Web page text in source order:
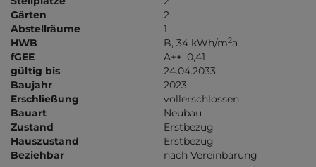
Gärten
2
Abstellräume
1
HWB
B, 34 kWh/m2a
fGEE
A++, 0,41
gültig bis
24.04.2033
Baujahr
2023
Erschließung
vollerschlossen
Bauart
Neubau
Zustand
Erstbezug
Hauszustand
Erstbezug
Beziehbar
nach Vereinbarung